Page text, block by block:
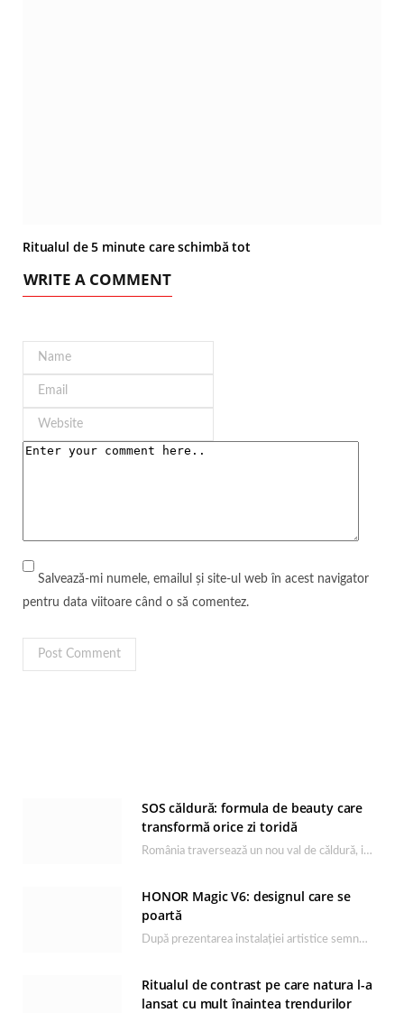
Ritualul de 5 minute care schimbă tot
WRITE A COMMENT
Salvează-mi numele, emailul și site-ul web în acest navigator
pentru data viitoare când o să comentez.
SOS căldură: formula de beauty care
transformă orice zi toridă
România traversează un nou val de căldură, iar rutina de îngrijire capătă un rol esențial…
HONOR Magic V6: designul care se
poartă
După prezentarea instalației artistice semnată de Catrinel Săbăciag în cadrul evenimentului de lansare HONOR Magic…
Ritualul de contrast pe care natura l-a
lansat cu mult înaintea trendurilor